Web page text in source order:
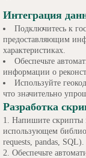
Интеграция
Подключитесь к
предоставляющим
характеристиках.
Обеспечьте
информации о
Используйте
что значительно
Разработка
Напишите скрипты
использующем
requests, pandas, SQL).
Обеспечьте